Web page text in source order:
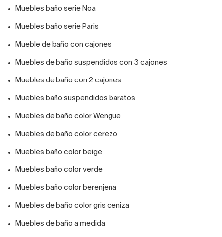
Muebles baño serie Noa
Muebles baño serie Paris
Mueble de baño con cajones
Muebles de baño suspendidos con 3 cajones
Muebles de baño con 2 cajones
Muebles baño suspendidos baratos
Muebles de baño color Wengue
Muebles de baño color cerezo
Muebles baño color beige
Muebles baño color verde
Muebles baño color berenjena
Muebles de baño color gris ceniza
Muebles de baño a medida